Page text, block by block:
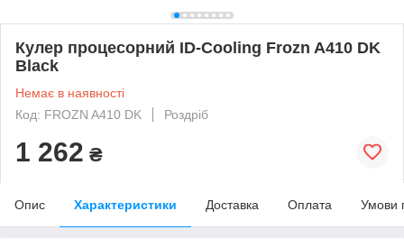
Кулер процесорний ID-Cooling Frozn A410 DK
Black
Немає в наявності
Код: FROZN A410 DK
Роздріб
1 262 ₴
Опис Характеристики Доставка Оплата Умови